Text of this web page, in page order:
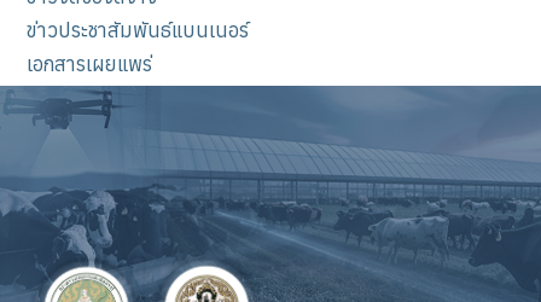
ข่าวประชาสัมพันธ์แบนเนอร์
เอกสารเผยแพร่